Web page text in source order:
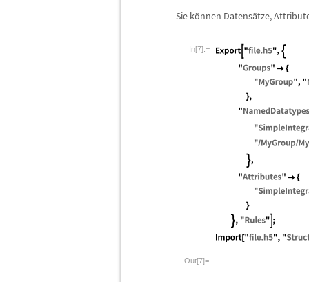
Sie können Datensätze,
In[7]:=
Out[7]=